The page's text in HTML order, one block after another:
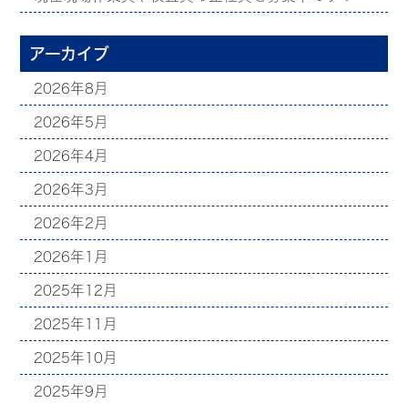
アーカイブ
2026年8月
2026年5月
2026年4月
2026年3月
2026年2月
2026年1月
2025年12月
2025年11月
2025年10月
2025年9月